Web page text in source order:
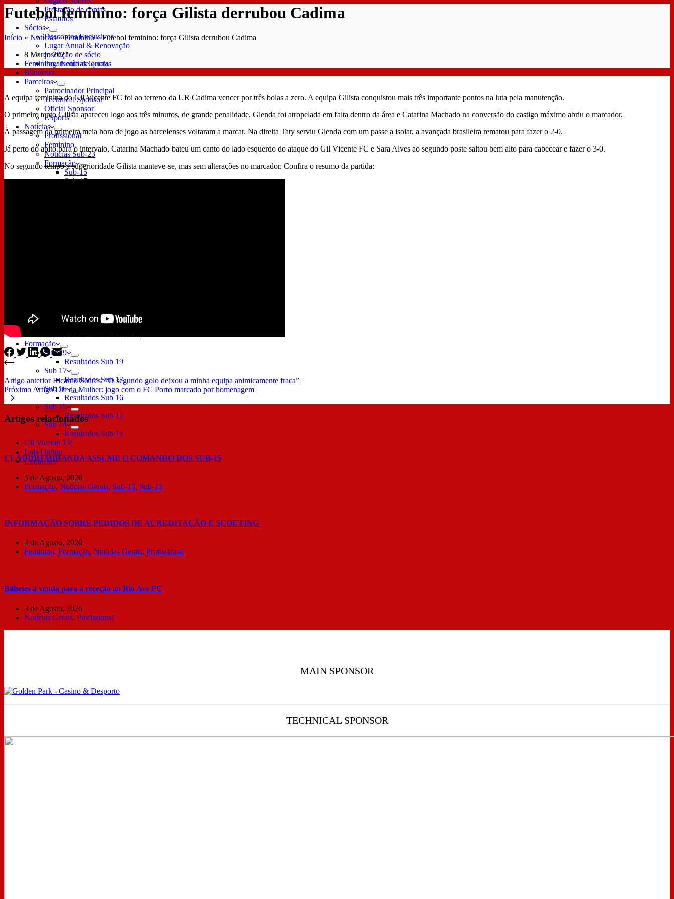
Prestação de contas
Estatutos
Sócios
Descontos Exclusivos
Lugar Anual & Renovação
Inscrição de sócio
Pagamento de quotas
Bilheteira
Parceiros
Patrocinador Principal
Technical Sponsor
Oficial Sponsor
ESports
Notícias
Profissional
Feminino
Notícias Sub-23
Formação
Sub-15
Sub-17
Calendário Sub 23
Classificação Sub 23
Formação
Sub 19
Resultados Sub 19
Sub 17
Resultados Sub 17
Sub 16
Resultados Sub 16
Sub 15
Resultados Sub 15
Sub 14
Resultados Sub 14
Gil Vicente TV
Loja Online
Contactos
Futebol feminino: força Gilista derrubou Cadima
Início » Notícias»Feminino»Futebol feminino: força Gilista derrubou Cadima
8 Março 2021
Feminino/Notícias Gerais
A equipa feminina do Gil Vicente FC foi ao terreno da UR Cadima vencer por três bolas a zero. A equipa Gilista conquistou mais três importante pontos na luta pela manutenção.
O primeiro tento Gilista apareceu logo aos três minutos, de grande penalidade. Glenda foi atropelada em falta dentro da área e Catarina Machado na conversão do castigo máximo abriu o marcador.
À passagem da primeira meia hora de jogo as barcelenses voltaram a marcar. Na direita Taty serviu Glenda com um passe a isolar, a avançada brasileira rematou para fazer o 2-0.
Já perto do apito para o intervalo, Catarina Machado bateu um canto do lado esquerdo do ataque do Gil Vicente FC e Sara Alves ao segundo poste saltou bem alto para cabecear e fazer o 3-0.
No segundo tempo a superioridade Gilista manteve-se, mas sem alterações no marcador. Confira o resumo da partida:
Artigo anteriorRicardo Soares: “O segundo golo deixou a minha equipa animicamente fraca”
Próximo Artigo Dia da Mulher: jogo com o FC Porto marcado por homenagem
Artigos relacionados
CLÁUDIO MIRANDA ASSUME O COMANDO DOS SUB-15
5 de Agosto, 2026
Formação, Notícias Gerais, Sub-15, Sub-15
INFORMAÇÃO SOBRE PEDIDOS DE ACREDITAÇÃO E SCOUTING
4 de Agosto, 2026
Feminino, Formação, Notícias Gerais, Profissional
Bilhetes à venda para a receção ao Rio Ave FC
3 de Agosto, 2026
Notícias Gerais, Profissional
MAIN SPONSOR
TECHNICAL SPONSOR